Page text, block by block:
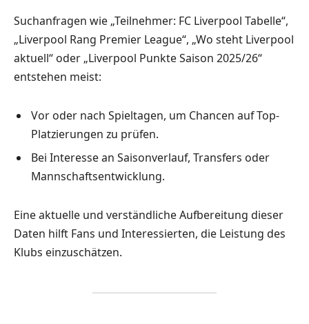
Suchanfragen wie „Teilnehmer: FC Liverpool Tabelle“,
„Liverpool Rang Premier League“, „Wo steht Liverpool
aktuell“ oder „Liverpool Punkte Saison 2025/26“
entstehen meist:
Vor oder nach Spieltagen, um Chancen auf Top-
Platzierungen zu prüfen.
Bei Interesse an Saisonverlauf, Transfers oder
Mannschaftsentwicklung.
Eine aktuelle und verständliche Aufbereitung dieser
Daten hilft Fans und Interessierten, die Leistung des
Klubs einzuschätzen.